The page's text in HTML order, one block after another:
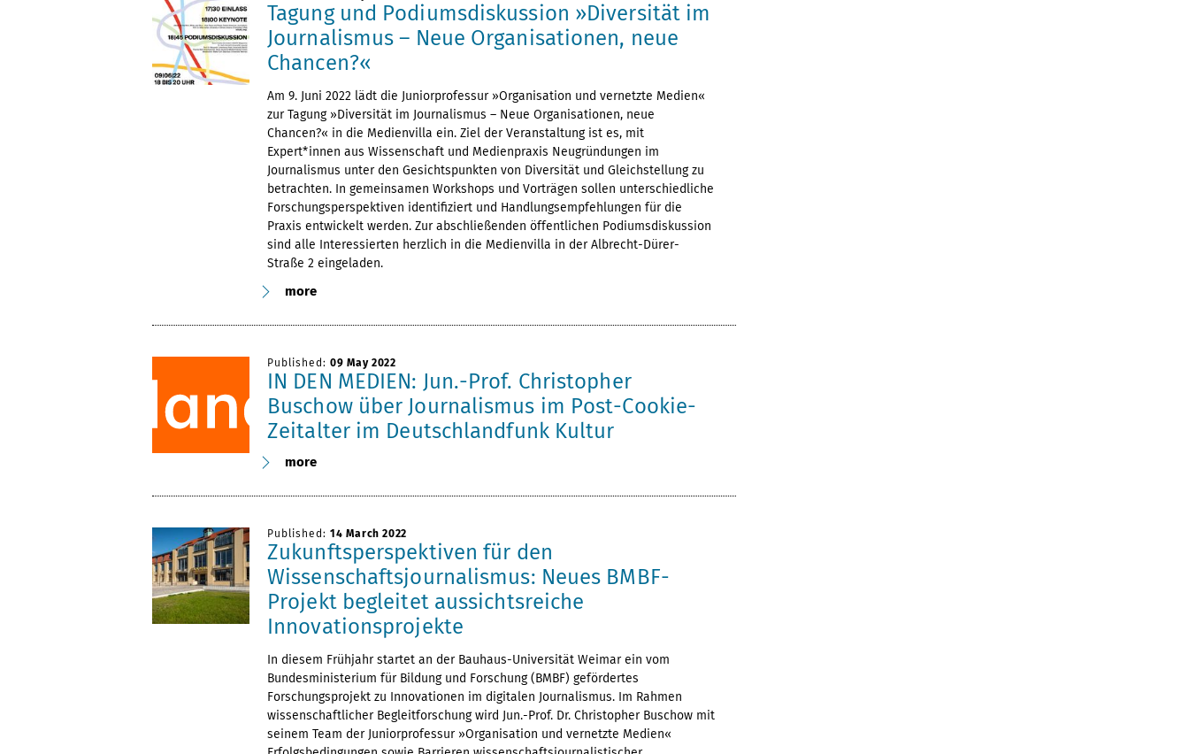
Tagung und Podiumsdiskussion »Diversität im
Journalismus – Neue Organisationen, neue
Chancen?«
Am 9. Juni 2022 lädt die Juniorprofessur »Organisation und vernetzte Medien«
zur Tagung »Diversität im Journalismus – Neue Organisationen, neue
Chancen?« in die Medienvilla ein. Ziel der Veranstaltung ist es, mit
Expert*innen aus Wissenschaft und Medienpraxis Neugründungen im
Journalismus unter den Gesichtspunkten von Diversität und Gleichstellung zu
betrachten. In gemeinsamen Workshops und Vorträgen sollen unterschiedliche
Forschungsperspektiven identifiziert und Handlungsempfehlungen für die
Praxis entwickelt werden. Zur abschließenden öffentlichen Podiumsdiskussion
sind alle Interessierten herzlich in die Medienvilla in der Albrecht-Dürer-
Straße 2 eingeladen.
more
Published: 09 May 2022
IN DEN MEDIEN: Jun.-Prof. Christopher
Buschow über Journalismus im Post-Cookie-
Zeitalter im Deutschlandfunk Kultur
more
Published: 14 March 2022
Zukunftsperspektiven für den
Wissenschaftsjournalismus: Neues BMBF-
Projekt begleitet aussichtsreiche
Innovationsprojekte
In diesem Frühjahr startet an der Bauhaus-Universität Weimar ein vom
Bundesministerium für Bildung und Forschung (BMBF) gefördertes
Forschungsprojekt zu Innovationen im digitalen Journalismus. Im Rahmen
wissenschaftlicher Begleitforschung wird Jun.-Prof. Dr. Christopher Buschow mit
seinem Team der Juniorprofessur »Organisation und vernetzte Medien«